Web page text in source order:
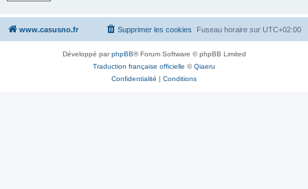
www.casusno.fr Fuseau horaire sur UTC+02:00
Supprimer les cookies
Développé parphpBB® Forum Software © phpBB Limited
Traduction française officielle ©Qiaeru
Confidentialité | Conditions